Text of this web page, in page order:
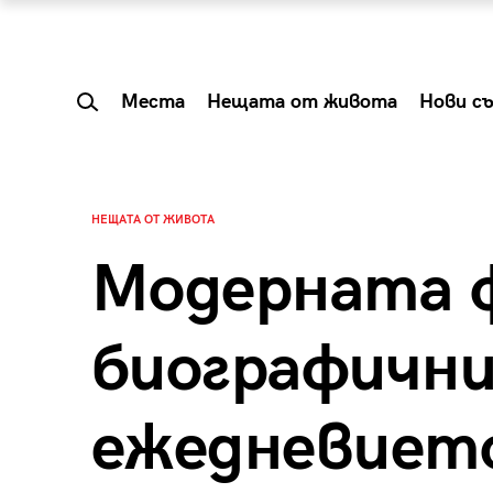
Места Нещата от живота Нови
НЕЩАТА ОТ ЖИВОТА
Модерната
Summer Prelude: как